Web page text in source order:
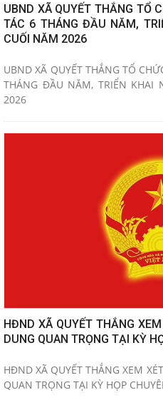
UBND XÃ QUYẾT THẮNG TỔ
TÁC 6 THÁNG ĐẦU NĂM,
CUỐI NĂM 2026
UBND XÃ QUYẾT THẮNG TỔ
THÁNG ĐẦU NĂM, TRIỂN KHAI
2026
HĐND XÃ QUYẾT THẮNG
DUNG QUAN TRỌNG TẠI KỲ
HĐND XÃ QUYẾT THẮNG XEM
QUAN TRỌNG TẠI KỲ HỌP